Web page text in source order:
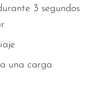
3 segundos
una carga